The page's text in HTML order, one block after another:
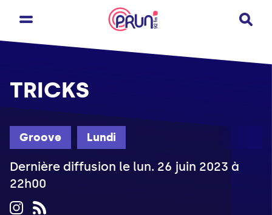
Groove Lundi
TRICKS
Dernière diffusion le lun. 26 juin 2023 à
22h00